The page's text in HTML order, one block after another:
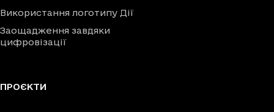
Використання логотипу Дії
Заощадження завдяки
цифровізації
ПРОЄКТИ